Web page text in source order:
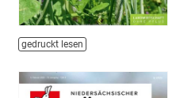
gedruckt lesen